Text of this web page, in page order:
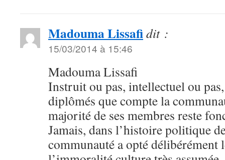
Madouma Lissafidit :
15/03/2014 à 15:46
Madouma Lissafi
Instruit ou pas, intellectuel ou
diplômés que compte la
majorité de ses membres reste
Jamais, dans l’histoire politique
communauté a opté délibérément